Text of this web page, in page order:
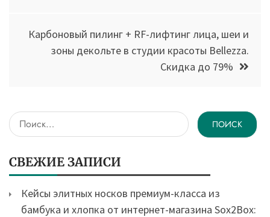
Карбоновый пилинг + RF-лифтинг лица, шеи и
зоны декольте в студии красоты Bellezza.
Скидка до 79%
Найти:
СВЕЖИЕ ЗАПИСИ
Кейсы элитных носков премиум-класса из
бамбука и хлопка от интернет-магазина Sox2Box: